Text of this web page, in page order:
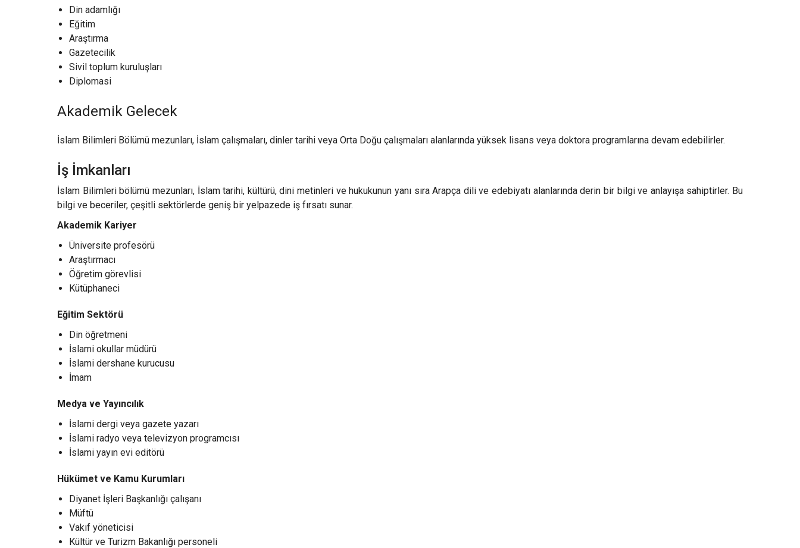
Din adamlığı
Eğitim
Araştırma
Gazetecilik
Sivil toplum kuruluşları
Diplomasi
Akademik Gelecek
İslam Bilimleri Bölümü mezunları, İslam çalışmaları, dinler tarihi veya Orta Doğu çalışmaları alanlarında yüksek lisans veya doktora programlarına devam edebilirler.
İş İmkanları
İslam Bilimleri bölümü mezunları, İslam tarihi, kültürü, dini metinleri ve hukukunun yanı sıra Arapça dili ve edebiyatı alanlarında derin bir bilgi ve anlayışa sahiptirler. Bu
bilgi ve beceriler, çeşitli sektörlerde geniş bir yelpazede iş fırsatı sunar.
Akademik Kariyer
Üniversite profesörü
Araştırmacı
Öğretim görevlisi
Kütüphaneci
Eğitim Sektörü
Din öğretmeni
İslami okullar müdürü
İslami dershane kurucusu
İmam
Medya ve Yayıncılık
İslami dergi veya gazete yazarı
İslami radyo veya televizyon programcısı
İslami yayın evi editörü
Hükümet ve Kamu Kurumları
Diyanet İşleri Başkanlığı çalışanı
Müftü
Vakıf yöneticisi
Kültür ve Turizm Bakanlığı personeli